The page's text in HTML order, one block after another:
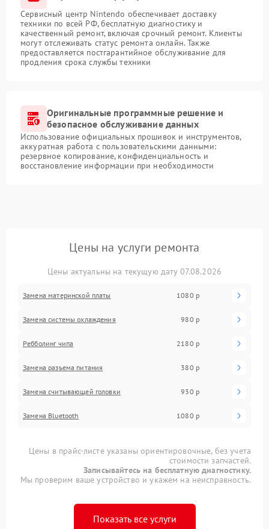
Сервисный центр Nintendo обеспечивает доставку
техники по всей РФ, бесплатную диагностику и
качественный ремонт, включая срочный ремонт. Клиенты
могут отслеживать статус ремонта онлайн. Также
предоставляется постгарантийное обслуживание для
продления срока службы техники
Оригинальные программные решение и
безопасное обслуживание данных
Использование официальных прошивок и инструментов,
аккуратная работа с пользовательскими данными:
резервное копирование, конфиденциальность и
восстановление информации при необходимости
Цены на услуги ремонта
Цены актуальны на текущую дату 07.08.2026
Замена материнской платы 1080 р
Замена системы охлаждения 980 р
Ребболинг чипа 2180 р
Замена разъема питания 380 р
Замена считывающей головки 930 р
Замена Bluetooth 1080 р
Цены в прайс-листе указаны ориентировочные, без учета
стоимости запчастей.
Записывайтесь на бесплатную диагностику.
Мы проверим ваше устройство и укажем на неисправность.
Показать все услуги